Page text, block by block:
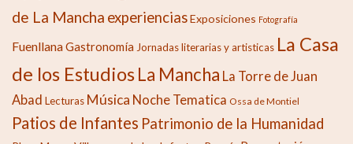
de La Mancha experienciasExposiciones Fotografía
FuenllanaGastronomía Jornadas literarias y artisticas La Casa
de los EstudiosLa Mancha La Torre de Juan
Abad Lecturas Música Noche Tematica Ossa de Montiel
Patios de Infantes Patrimonio de la Humanidad